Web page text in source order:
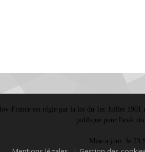
France est régie par la loi du 1er Juillet
publique pour
Mise a jour le 23